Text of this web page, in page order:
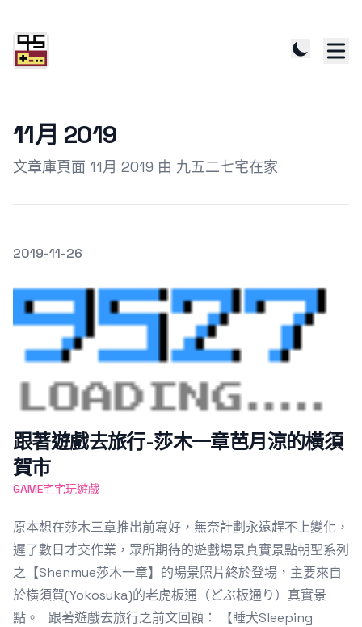
11月 2019
文章庫頁面 11月 2019 由 九五二七宅在家
發文於
2019-11-26
跟著遊戲去旅行-莎木一章芭月涼的橫須
賀市
GAME宅宅玩遊戲
原本想在莎木三章推出前寫好，無奈計劃永遠趕不上變化，
遲了數日才交作業，眾所期待的遊戲場景真實景點朝聖系列
之【Shenmue莎木一章】的場景照片終於登場，主要來自
於橫須賀(Yokosuka)的老虎板通（どぶ板通り）真實景
點。 跟著遊戲去旅行之前文回顧： 【睡犬Sleeping